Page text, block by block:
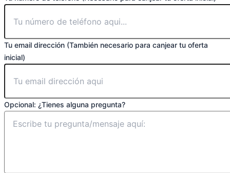
Tu email dirección (También necesario para canjear tu oferta
inicial)
Opcional: ¿Tienes alguna pregunta?